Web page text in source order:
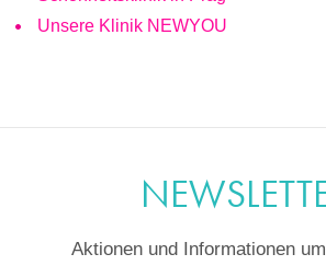
Unsere Klinik NEWYOU
Aktionen und Informationen